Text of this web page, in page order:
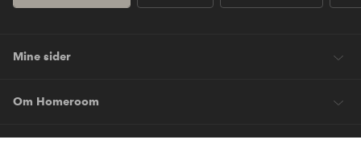
Mine sider
Om Homeroom